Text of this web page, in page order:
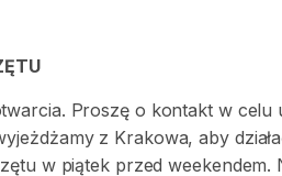
Proszę o kontakt w
z Krakowa, aby
w piątek przed weekendem.